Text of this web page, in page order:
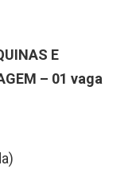
E
– 01 vaga